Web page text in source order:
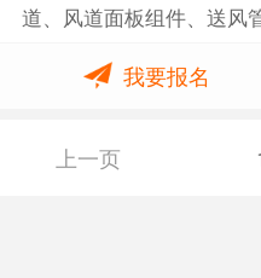
道、风道面板组件、送风
我要报名
上一页